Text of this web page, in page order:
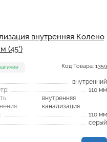
внутренняя Колено
(45°)
Код Товара: 1359
внутренний
110 мм
внутренняя
канализация
110 мм
серый